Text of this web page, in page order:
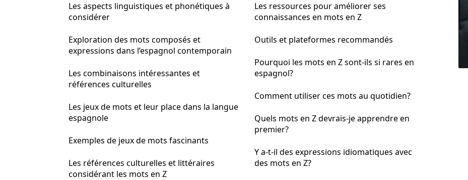
Les aspects linguistiques et phonétiques à
considérer
Exploration des mots composés et
expressions dans l’espagnol contemporain
Les combinaisons intéressantes et
références culturelles
Les jeux de mots et leur place dans la langue
espagnole
Exemples de jeux de mots fascinants
Les références culturelles et littéraires
considérant les mots en Z
Les ressources pour améliorer ses
connaissances en mots en Z
Outils et plateformes recommandés
Pourquoi les mots en Z sont-ils si rares en
espagnol?
Comment utiliser ces mots au quotidien?
Quels mots en Z devrais-je apprendre en
premier?
Y a-t-il des expressions idiomatiques avec
des mots en Z?